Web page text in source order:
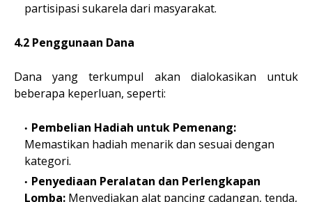
partisipasi sukarela dari masyarakat.
4.2 Penggunaan Dana
Dana yang terkumpul akan dialokasikan untuk
beberapa keperluan, seperti:
Pembelian Hadiah untuk Pemenang:
Memastikan hadiah menarik dan sesuai dengan
kategori.
Penyediaan Peralatan dan Perlengkapan
Lomba: Menyediakan alat pancing cadangan, tenda,